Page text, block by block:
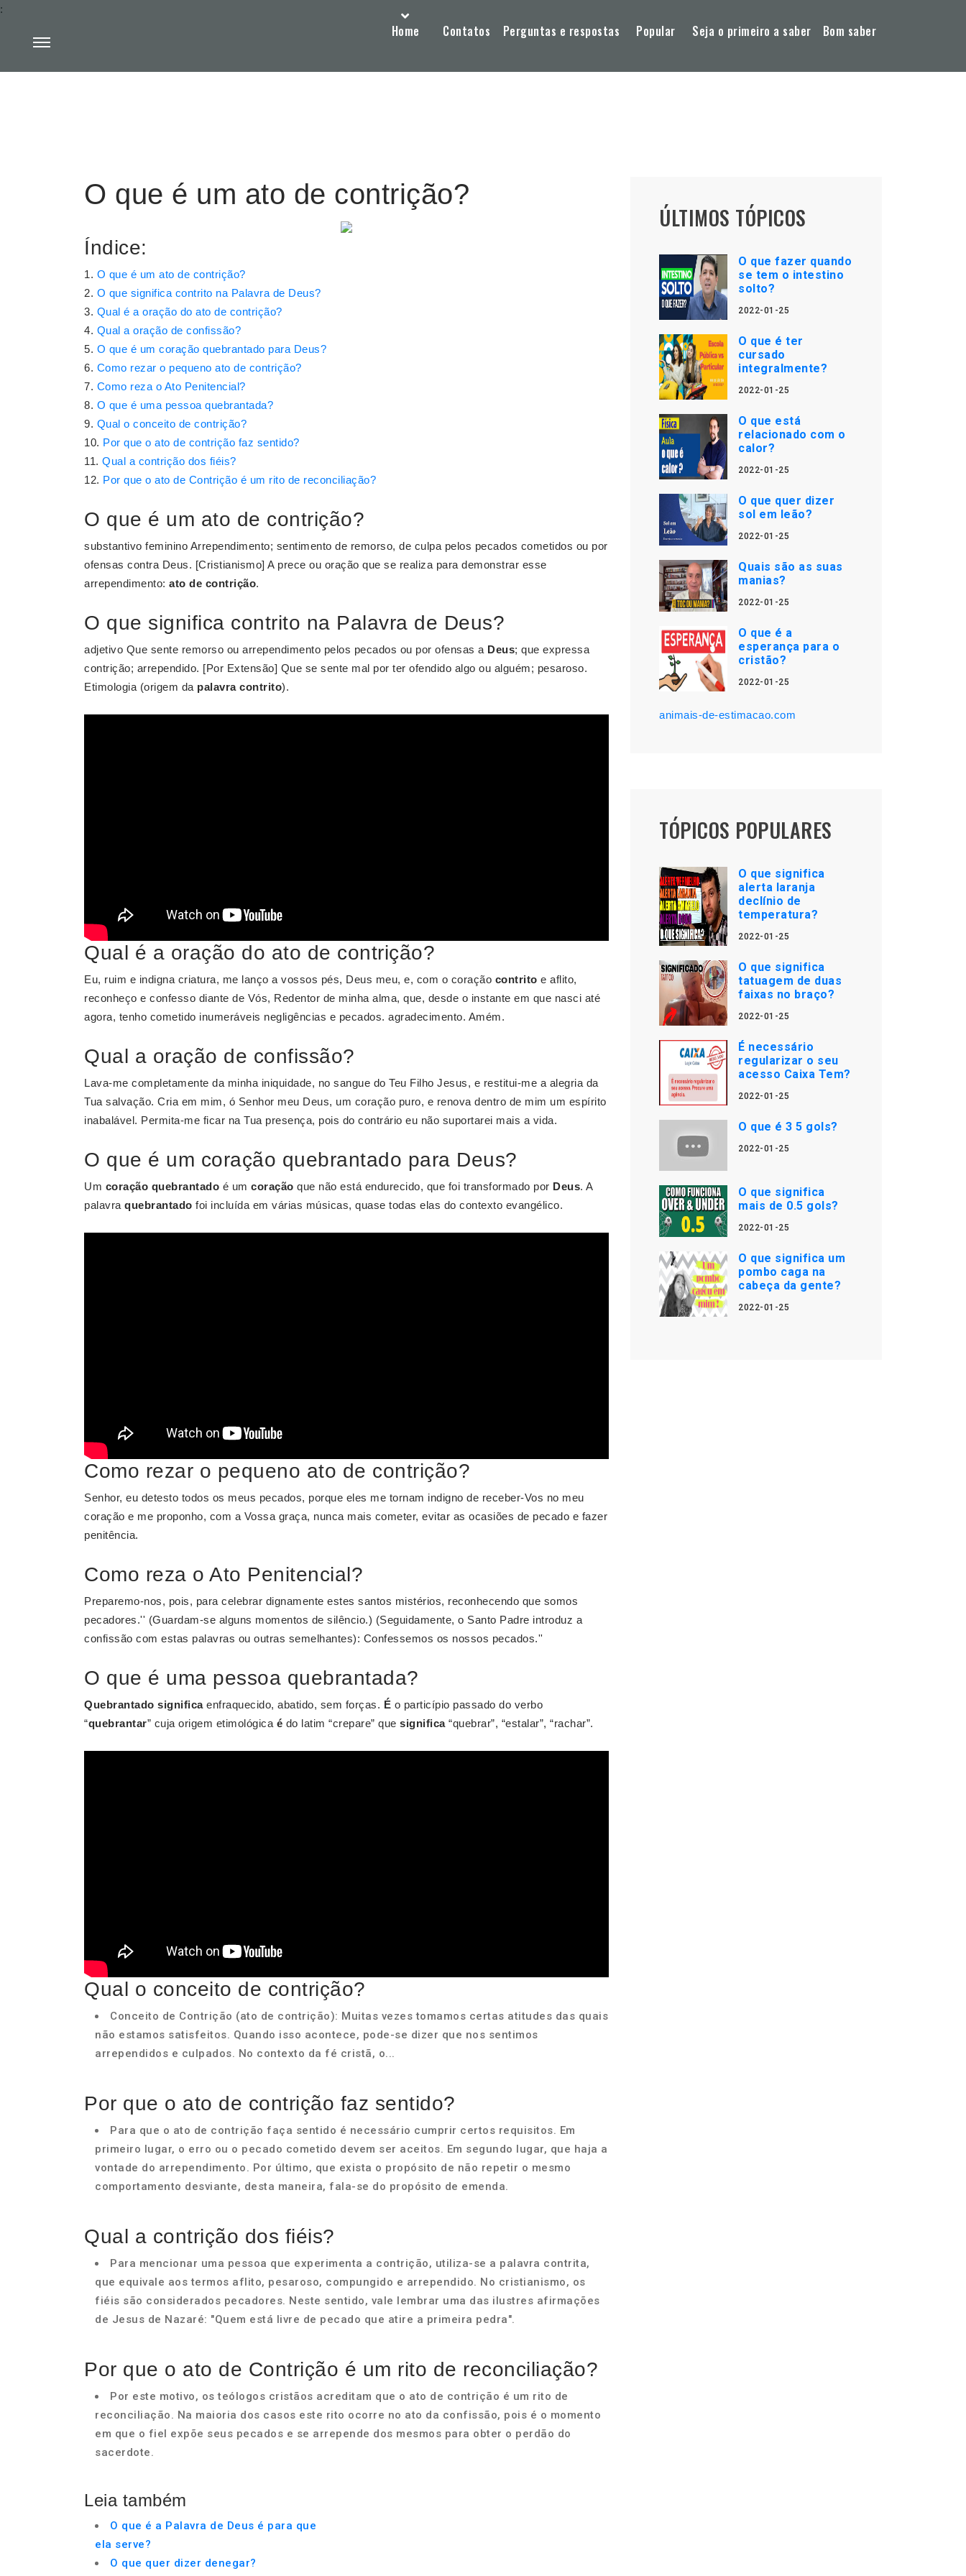
Home Contatos Perguntas e respostas Popular Seja o primeiro a saber Bom saber
:
O que é um ato de contrição?
Índice:
O que é um ato de contrição?
O que significa contrito na Palavra de Deus?
Qual é a oração do ato de contrição?
Qual a oração de confissão?
O que é um coração quebrantado para Deus?
Como rezar o pequeno ato de contrição?
Como reza o Ato Penitencial?
O que é uma pessoa quebrantada?
Qual o conceito de contrição?
Por que o ato de contrição faz sentido?
Qual a contrição dos fiéis?
Por que o ato de Contrição é um rito de reconciliação?
O que é um ato de contrição?
substantivo feminino Arrependimento; sentimento de remorso, de culpa pelos pecados cometidos ou por
ofensas contra Deus. [Cristianismo] A prece ou oração que se realiza para demonstrar esse
arrependimento: ato de contrição.
O que significa contrito na Palavra de Deus?
adjetivo Que sente remorso ou arrependimento pelos pecados ou por ofensas a Deus; que expressa
contrição; arrependido. [Por Extensão] Que se sente mal por ter ofendido algo ou alguém; pesaroso.
Etimologia (origem da palavra contrito).
Qual é a oração do ato de contrição?
Eu, ruim e indigna criatura, me lanço a vossos pés, Deus meu, e, com o coração contrito e aflito,
reconheço e confesso diante de Vós, Redentor de minha alma, que, desde o instante em que nasci até
agora, tenho cometido inumeráveis negligências e pecados. agradecimento. Amém.
Qual a oração de confissão?
Lava-me completamente da minha iniquidade, no sangue do Teu Filho Jesus, e restitui-me a alegria da
Tua salvação. Cria em mim, ó Senhor meu Deus, um coração puro, e renova dentro de mim um espírito
inabalável. Permita-me ficar na Tua presença, pois do contrário eu não suportarei mais a vida.
O que é um coração quebrantado para Deus?
Um coração quebrantado é um coração que não está endurecido, que foi transformado por Deus. A
palavra quebrantado foi incluída em várias músicas, quase todas elas do contexto evangélico.
Como rezar o pequeno ato de contrição?
Senhor, eu detesto todos os meus pecados, porque eles me tornam indigno de receber-Vos no meu
coração e me proponho, com a Vossa graça, nunca mais cometer, evitar as ocasiões de pecado e fazer
penitência.
Como reza o Ato Penitencial?
Preparemo-nos, pois, para celebrar dignamente estes santos mistérios, reconhecendo que somos
pecadores.'' (Guardam-se alguns momentos de silêncio.) (Seguidamente, o Santo Padre introduz a
confissão com estas palavras ou outras semelhantes): Confessemos os nossos pecados.''
O que é uma pessoa quebrantada?
Quebrantado significaenfraquecido, abatido, sem forças. É o particípio passado do verbo
“quebrantar” cuja origem etimológica é do latim “crepare” que significa“quebrar”, “estalar”, “rachar”.
Qual o conceito de contrição?
Conceito de Contrição (ato de contrição): Muitas vezes tomamos certas atitudes das quais
não estamos satisfeitos. Quando isso acontece, pode-se dizer que nos sentimos
arrependidos e culpados. No contexto da fé cristã, o...
Por que o ato de contrição faz sentido?
Para que o ato de contrição faça sentido é necessário cumprir certos requisitos. Em
primeiro lugar, o erro ou o pecado cometido devem ser aceitos. Em segundo lugar, que haja a
vontade do arrependimento. Por último, que exista o propósito de não repetir o mesmo
comportamento desviante, desta maneira, fala-se do propósito de emenda.
Qual a contrição dos fiéis?
Para mencionar uma pessoa que experimenta a contrição, utiliza-se a palavra contrita,
que equivale aos termos aflito, pesaroso, compungido e arrependido. No cristianismo, os
fiéis são considerados pecadores. Neste sentido, vale lembrar uma das ilustres afirmações
de Jesus de Nazaré: "Quem está livre de pecado que atire a primeira pedra".
Por que o ato de Contrição é um rito de reconciliação?
Por este motivo, os teólogos cristãos acreditam que o ato de contrição é um rito de
reconciliação. Na maioria dos casos este rito ocorre no ato da confissão, pois é o momento
em que o fiel expõe seus pecados e se arrepende dos mesmos para obter o perdão do
sacerdote.
Leia também
O que é a Palavra de Deus é para que
ela serve?
O que quer dizer denegar?
ÚLTIMOS TÓPICOS
O que fazer quando
se tem o intestino
solto?
2022-01-25
O que é ter
cursado
integralmente?
2022-01-25
O que está
relacionado com o
calor?
2022-01-25
O que quer dizer
sol em leão?
2022-01-25
Quais são as suas
manias?
2022-01-25
O que é a
esperança para o
cristão?
2022-01-25
animais-de-estimacao.com
TÓPICOS POPULARES
O que significa
alerta laranja
declínio de
temperatura?
2022-01-25
O que significa
tatuagem de duas
faixas no braço?
2022-01-25
É necessário
regularizar o seu
acesso Caixa Tem?
2022-01-25
O que é 3 5 gols?
2022-01-25
O que significa
mais de 0.5 gols?
2022-01-25
O que significa um
pombo caga na
cabeça da gente?
2022-01-25